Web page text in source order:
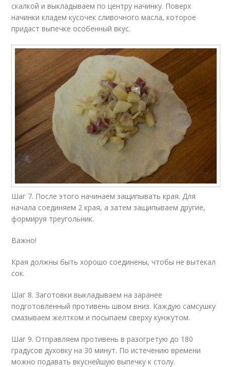
скалкой и выкладываем по центру начинку. Поверх
начинки кладем кусочек сливочного масла, которое
придаст выпечке особенный вкус.
Шаг 7. После этого начинаем защипывать края. Для
начала соединяем 2 края, а затем защипываем другие,
формируя треугольник.
Важно!
Края должны быть хорошо соединены, чтобы не вытекал
сок.
Шаг 8. Заготовки выкладываем на заранее
подготовленный противень швом вниз. Каждую самсушку
смазываем желтком и посыпаем сверху кунжутом.
Шаг 9. Отправляем противень в разогретую до 180
градусов духовку на 30 минут. По истечению времени
можно подавать вкуснейшую выпечку к столу.